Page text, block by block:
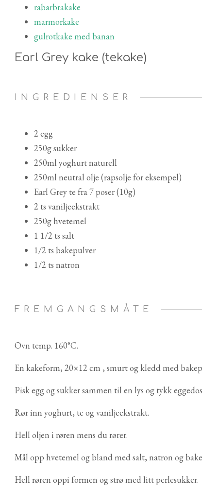
rabarbrakake
marmorkake
gulrotkake med banan
Earl Grey kake (tekake)
INGREDIENSER
2 egg
250g sukker
250ml yoghurt naturell
250ml neutral olje (rapsolje for eksempel)
Earl Grey te fra 7 poser (10g)
2 ts vaniljeekstrakt
250g hvetemel
1 1/2 ts salt
1/2 ts bakepulver
1/2 ts natron
FREMGANGSMÅTE
Ovn temp. 160°C.
En kakeform, 20×12 cm , smurt og kledd med
Pisk egg og sukker sammen til en lys og tykk
Rør inn yoghurt, te og vaniljeekstrakt.
Hell oljen i røren mens du rører.
Mål opp hvetemel og bland med salt, natron og
Hell røren oppi formen og strø med litt perlesukker.